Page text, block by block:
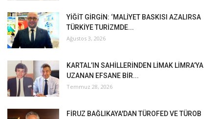
YİĞİT GİRGİN: ‘MALİYET BASKISI AZALIRSA
TÜRKİYE TURİZMDE...
Ağustos 3, 2026
KARTAL’IN SAHİLLERİNDEN LİMAK LİMRA’YA
UZANAN EFSANE BİR...
Temmuz 28, 2026
FİRUZ BAĞLIKAYA'DAN TÜROFED VE TÜROB